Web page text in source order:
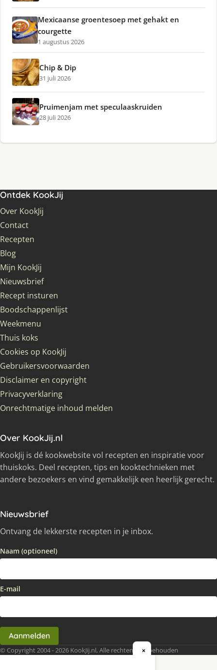
Mexicaanse groentesoep met gehakt en
courgette
1 augustus 2026
Chip & Dip
31 juli 2026
Pruimenjam met speculaaskruiden
28 juli 2026
Ontdek KookJij
Over KookJij
Contact
Recepten
Blog
Mijn KookJij
Nieuwsbrief
Recept insturen
Boodschappenlijst
Weekmenu
Thuis koks
Cookies op KookJij
Gebruikersvoorwaarden
Disclaimer en copyright
Privacyverklaring
Onrechtmatige inhoud melden
Over KookJij.nl
KookJij is dé kookwebsite vol recepten en inspiratie voor
thuiskoks. Deel recepten, tips en kooktechnieken met
andere bezoekers en vind gemakkelijk een heerlijk gerecht.
Nieuwsbrief
Ontvang de lekkerste recepten in je inbox.
Naam (optioneel)
E-mail
Aanmelden
© Copyright 2004 - 2026 KookJij.nl, Alle rechten voorbehouden
×